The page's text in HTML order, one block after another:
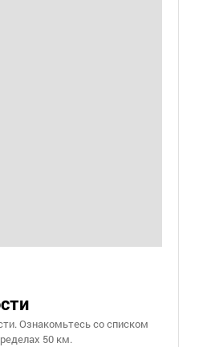
Ознакомьтесь со списком
50 км.